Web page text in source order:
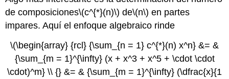
de composiciones\(c^{*}(n)\) de\(n\) en partes
impares. Aquí el enfoque algebraico rinde
\(\begin{array} {rcl} {\sum_{n = 1} c^{*}(n) x^n} &= &
{\sum_{m = 1}^{\infty} (x + x^3 + x^5 + \cdot \cdot
\cdot)^m} \\ {} &= & {\sum_{m = 1}^{\infty} (\dfrac{x}{1